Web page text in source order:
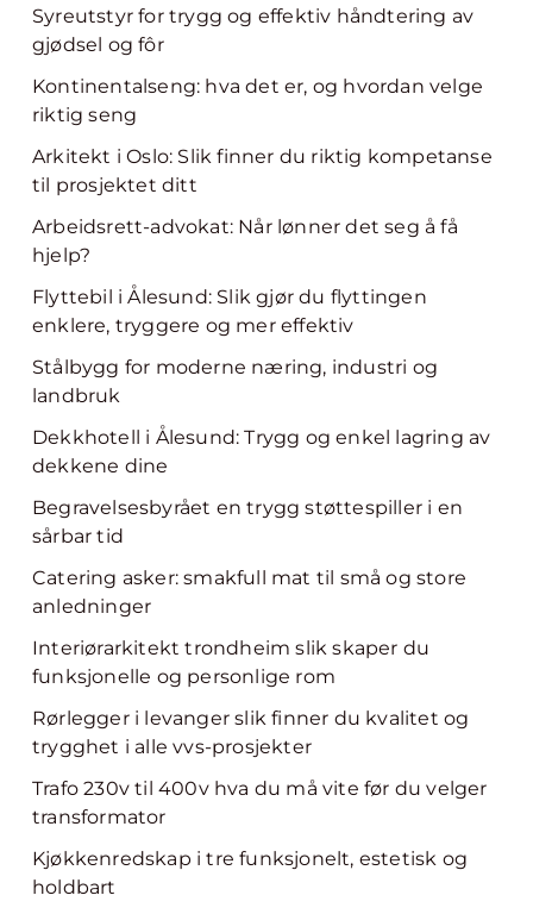
Syreutstyr for trygg og effektiv håndtering av
gjødsel og fôr
Kontinentalseng: hva det er, og hvordan velge
riktig seng
Arkitekt i Oslo: Slik finner du riktig kompetanse
til prosjektet ditt
Arbeidsrett-advokat: Når lønner det seg å få
hjelp?
Flyttebil i Ålesund: Slik gjør du flyttingen
enklere, tryggere og mer effektiv
Stålbygg for moderne næring, industri og
landbruk
Dekkhotell i Ålesund: Trygg og enkel lagring av
dekkene dine
Begravelsesbyrået en trygg støttespiller i en
sårbar tid
Catering asker: smakfull mat til små og store
anledninger
Interiørarkitekt trondheim slik skaper du
funksjonelle og personlige rom
Rørlegger i levanger slik finner du kvalitet og
trygghet i alle vvs-prosjekter
Trafo 230v til 400v hva du må vite før du velger
transformator
Kjøkkenredskap i tre funksjonelt, estetisk og
holdbart